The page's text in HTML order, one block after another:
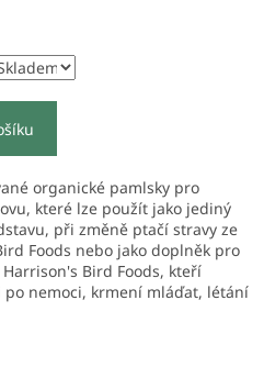
organické pamlsky pro
které lze použít jako jediný
při změně ptačí stravy ze
Foods nebo jako doplněk pro
Bird Foods, kteří
nemoci, krmení mláďat, létání